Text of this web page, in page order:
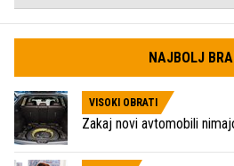
NAJBOLJ
VISOKI OBRATI
Zakaj novi avtomobili